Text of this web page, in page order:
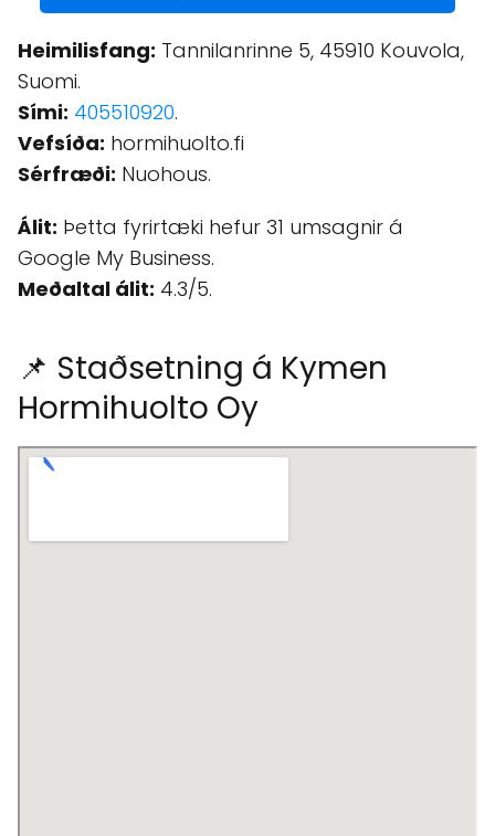
Heimilisfang: Tannilanrinne 5, 45910 Kouvola,
Suomi.
Sími: 405510920.
Vefsíða: hormihuolto.fi
Sérfræði: Nuohous.
Álit: Þetta fyrirtæki hefur 31 umsagnir á
Google My Business.
Meðaltal álit: 4.3/5.
📌 Staðsetning á Kymen
Hormihuolto Oy